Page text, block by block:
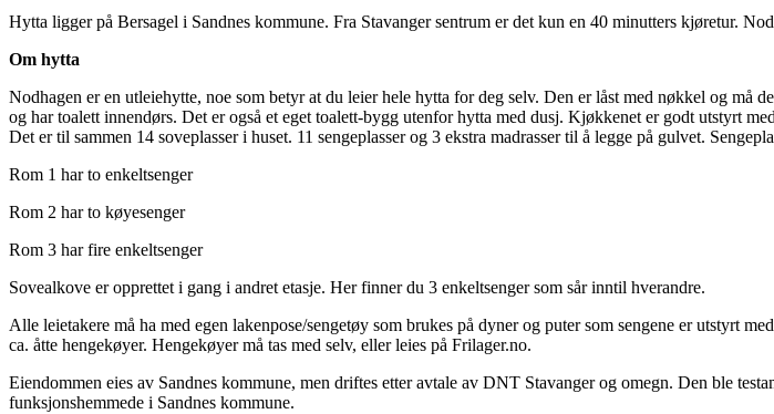
Hytta ligger på Bersagel i Sandnes kommune. Fra Stavanger sentrum er det kun en 40 minutters kjøretur.
Om hytta
Nodhagen er en utleiehytte, noe som betyr at du leier hele hytta for deg selv. Den er låst med nøkkel og
og har toalett innendørs. Det er også et eget toalett-bygg utenfor hytta med dusj. Kjøkkenet er godt utstyrt
Det er til sammen 14 soveplasser i huset. 11 sengeplasser og 3 ekstra madrasser til å legge på gulvet.
Rom 1 har to enkeltsenger
Rom 2 har to køyesenger
Rom 3 har fire enkeltsenger
Sovealkove er opprettet i gang i andret etasje. Her finner du 3 enkeltsenger som sår inntil hverandre.
Alle leietakere må ha med egen lakenpose/sengetøy som brukes på dyner og puter som sengene er utstyrt
ca. åtte hengekøyer. Hengekøyer må tas med selv, eller leies på Frilager.no.
Eiendommen eies av Sandnes kommune, men driftes etter avtale av DNT Stavanger og omegn. Den ble
funksjonshemmede i Sandnes kommune.